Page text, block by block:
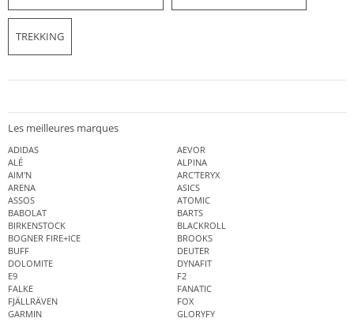
TREKKING
Les meilleures marques
ADIDAS
AEVOR
ALÉ
ALPINA
AIM'N
ARC'TERYX
ARENA
ASICS
ASSOS
ATOMIC
BABOLAT
BARTS
BIRKENSTOCK
BLACKROLL
BOGNER FIRE+ICE
BROOKS
BUFF
DEUTER
DOLOMITE
DYNAFIT
E9
F2
FALKE
FANATIC
FJÄLLRÄVEN
FOX
GARMIN
GLORYFY